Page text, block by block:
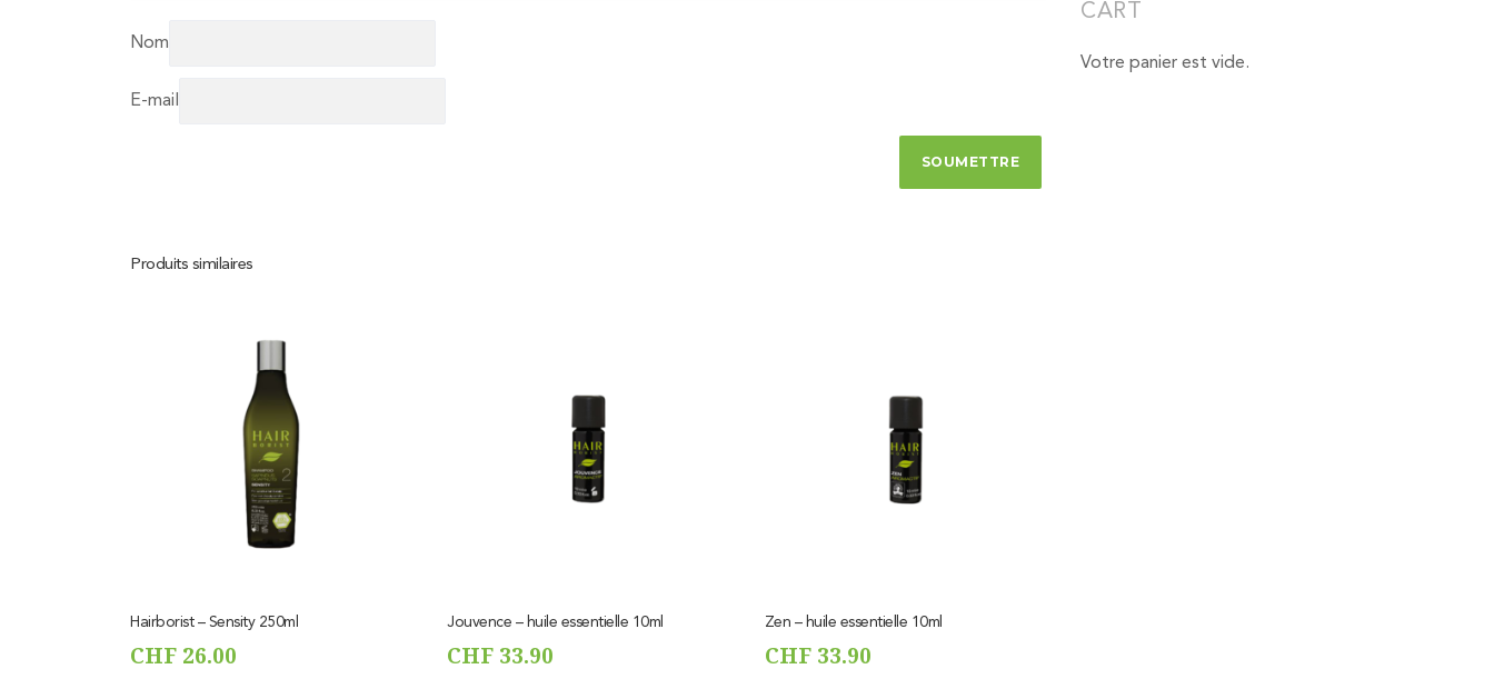
Nom
E-mail
Produits similaires
Hairborist – Sensity 250ml
CHF 26.00
Jouvence – huile essentielle 10ml
CHF 33.90
Zen – huile essentielle 10ml
CHF33.90
CART
Votre panier est vide.